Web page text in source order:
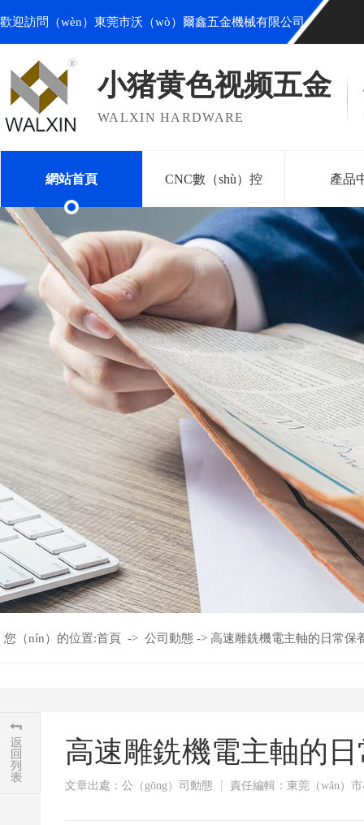
歡迎訪問（wèn）東莞市沃（wò）爾鑫五金機械有限公司
小猪黄色视频五金
WALXIN HARDWARE
網站首頁 CNC數（shù）控 產品
您（nín）的位置:首頁 -> 公司動態 -> 高速雕銑機電主軸的日常保
高速雕銑機電主軸的
文章出處：公（gōng）司動態 責任編輯：東莞（wǎn）